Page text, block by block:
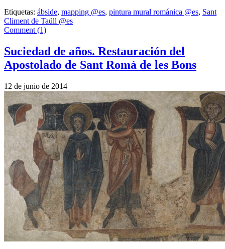
Etiquetas: ábside, mapping @es, pintura mural románica @es, Sant
Climent de Taüll @es
Comment (1)
Suciedad de años. Restauración del
Apostolado de Sant Romà de les Bons
12 de junio de 2014